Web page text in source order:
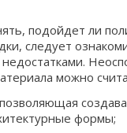
подойдет ли
следует
можно
формы;